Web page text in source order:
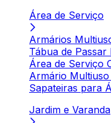
Área de Serviço
Armários
Tábua de Passar
Área de Serviço
Armário
Sapateiras para
Jardim e Varanda